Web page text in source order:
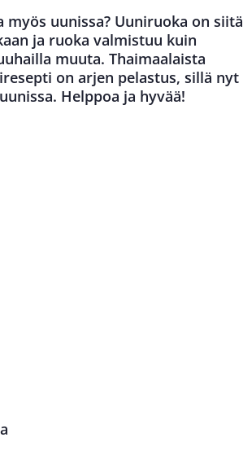
uunissa? Uuniruoka on siitä
ja ruoka valmistuu kuin
muuta. Thaimaalaista
on arjen pelastus, sillä nyt
Helppoa ja hyvää!